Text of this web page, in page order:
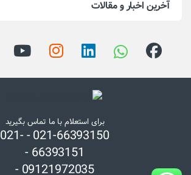
آخرین اخبار و مقالات
برای استعلام با ما تماس بگیرید
021-66393150 - 021-
66393151 -
09121972035 -